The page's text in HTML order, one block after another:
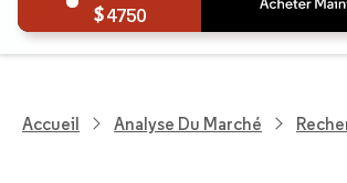
4750
Accueil Analyse Du Marché